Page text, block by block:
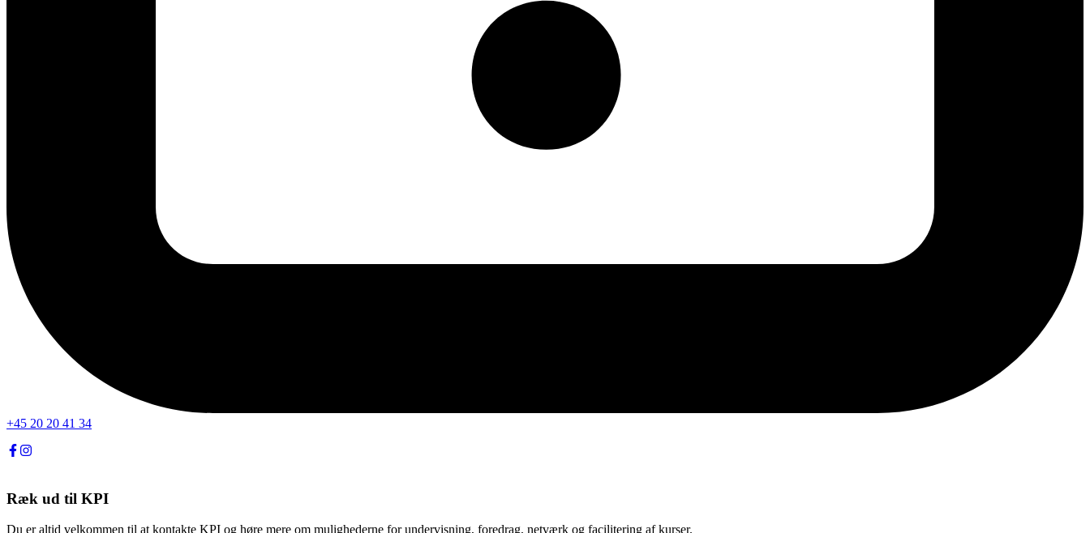
+45 20 20 41 34
Ræk ud til KPI
Du er altid velkommen til at kontakte KPI og høre mere om mulighederne for undervisning, foredrag, netværk og facilitering af kurser.